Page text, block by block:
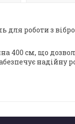
для роботи з
400 см, що
надійну